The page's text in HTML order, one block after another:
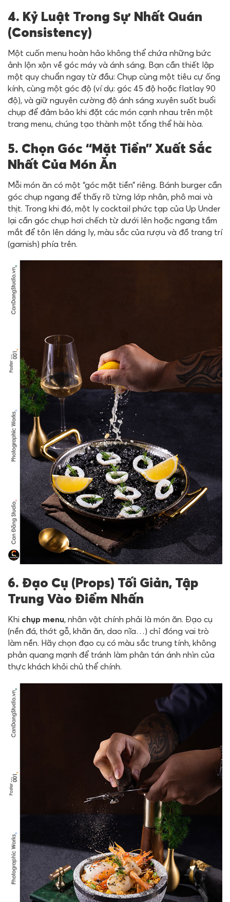
4. Kỷ Luật Trong Sự Nhất Quán
(Consistency)
Một cuốn menu hoàn hảo không thể chứa những bức
ảnh lộn xộn về góc máy và ánh sáng. Bạn cần thiết lập
một quy chuẩn ngay từ đầu: Chụp cùng một tiêu cự ống
kính, cùng một góc độ (ví dụ: góc 45 độ hoặc flatlay 90
độ), và giữ nguyên cường độ ánh sáng xuyên suốt buổi
chụp để đảm bảo khi đặt các món cạnh nhau trên một
trang menu, chúng tạo thành một tổng thể hài hòa.
5. Chọn Góc “Mặt Tiền” Xuất Sắc
Nhất Của Món Ăn
Mỗi món ăn có một “góc mặt tiền” riêng. Bánh burger cần
góc chụp ngang để thấy rõ từng lớp nhân, phô mai và
thịt. Trong khi đó, một ly cocktail phức tạp của Up Under
lại cần góc chụp hơi chếch từ dưới lên hoặc ngang tầm
mắt để tôn lên dáng ly, màu sắc của rượu và đồ trang trí
(garnish) phía trên.
6. Đạo Cụ (Props) Tối Giản, Tập
Trung Vào Điểm Nhấn
Khi chụp menu, nhân vật chính phải là món ăn. Đạo cụ
(nền đá, thớt gỗ, khăn ăn, dao nĩa…) chỉ đóng vai trò
làm nền. Hãy chọn đạo cụ có màu sắc trung tính, không
phản quang mạnh để tránh làm phân tán ánh nhìn của
thực khách khỏi chủ thể chính.